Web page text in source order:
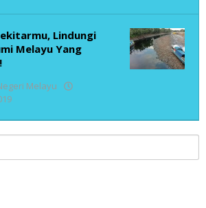
Lindungi
Melayu Yang
Melayu